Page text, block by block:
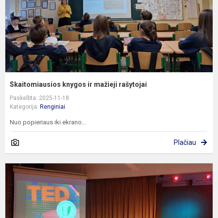
Skaitomiausios knygos ir mažieji rašytojai
Paskelbta: 2025-11-18
Kategorija: Renginiai
Nuo popieriaus iki ekrano...
Plačiau